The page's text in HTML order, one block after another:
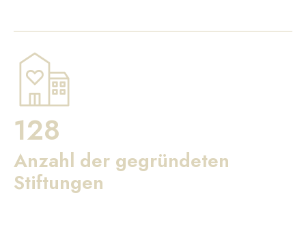
128
Anzahl der gegründeten
Stiftungen